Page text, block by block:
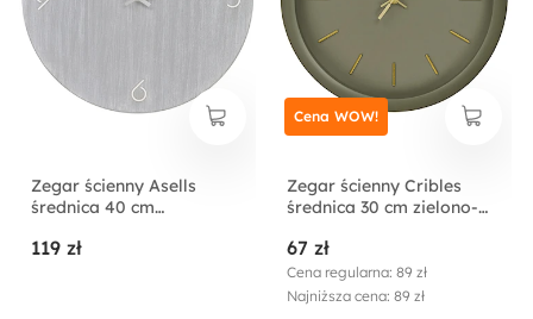
Zegar ścienny Asells
średnica 40 cm
119 zł
Zegar ścienny Cribles
średnica 30 cm zielono-
67 zł
Cena regularna: 89 zł
Najniższa cena: 89 zł
Cena WOW!